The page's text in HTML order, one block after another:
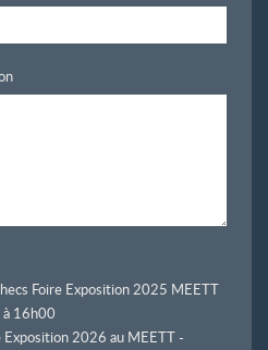
Foire Exposition 2025 MEETT
16h00
Exposition 2026 au MEETT -